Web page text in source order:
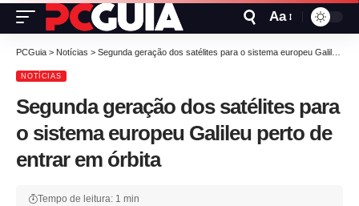
Aa
PCGuia > Notícias > Segunda geração dos satélites para o sistema europeu Galileu perto de entrar em órbita
NOTÍCIAS
Segunda geração dos satélites para
o sistema europeu Galileu perto de
entrar em órbita
Tempo de leitura: 1 min